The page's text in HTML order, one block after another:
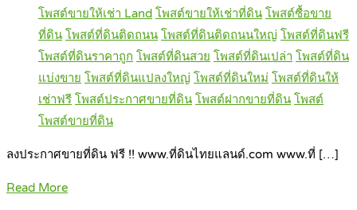
โพสต์ขายให้เช่า Land โพสต์ขายให้เช่าที่ดิน โพสต์ซื้อขาย
ที่ดิน โพสต์ที่ดินติดถนน โพสต์ที่ดินติดถนนใหญ่ โพสต์ที่ดินฟรี
โพสต์ที่ดินราคาถูก โพสต์ที่ดินสวย โพสต์ที่ดินเปล่า โพสต์ที่ดิน
แบ่งขาย โพสต์ที่ดินแปลงใหญ่ โพสต์ที่ดินใหม่ โพสต์ที่ดินให้
เช่าฟรี โพสต์ประกาศขายที่ดิน โพสต์ฝากขายที่ดิน โพสต์
โพสต์ขายที่ดิน
ลงประกาศขายที่ดิน ฟรี !! www.ที่ดินไทยแลนด์.com www.ที่ […]
Read More